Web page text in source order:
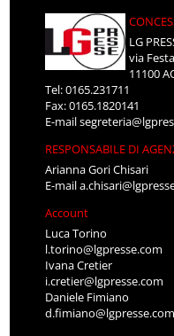
LG
via
11100
Tel: 0165.231711
Fax: 0165.1820141
E-mail
RESPONSABILE DI
Arianna Gori Chisari
E-mail
Account
Luca Torino
l.torino@lgpresse.com
Ivana Cretier
i.cretier@lgpresse.com
Daniele Fimiano
d.fimiano@lgpresse.com